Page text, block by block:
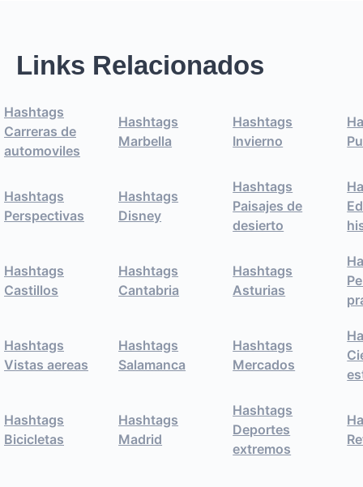
Links Relacionados
Hashtags
Carreras de
automoviles
Hashtags
Marbella
Hashtags
Invierno
Hashtags
Perspectivas
Hashtags
Disney
Hashtags
Paisajes de
desierto
Hashtags
Castillos
Hashtags
Cantabria
Hashtags
Asturias
Hashtags
Vistas aereas
Hashtags
Salamanca
Hashtags
Mercados
Hashtags
Bicicletas
Hashtags
Madrid
Hashtags
Deportes
extremos